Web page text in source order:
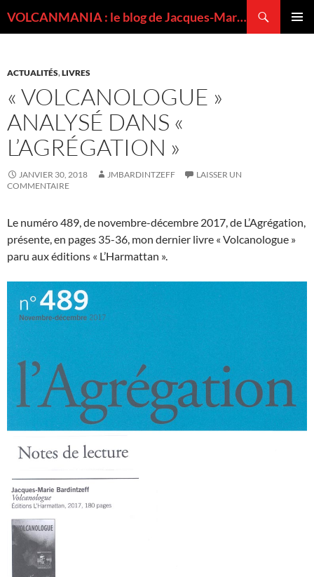
VOLCANMANIA : le blog de Jacques-Marie BARDINTZEFF, volcanologue
ACTUALITÉS,LIVRES
« VOLCANOLOGUE »
ANALYSÉ DANS «
L’AGRÉGATION »
JANVIER 30, 2018 JMBARDINTZEFF
LAISSER UN
COMMENTAIRE
Le numéro 489, de novembre-décembre 2017, de L’Agrégation,
présente, en pages 35-36, mon dernier livre « Volcanologue »
paru aux éditions « L’Harmattan ».